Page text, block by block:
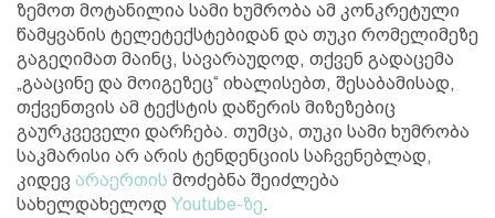
ზემოთ მოტანილია სამი ხუმრობა ამ კონკრეტული
წამყვანის ტელეტექსტებიდან და თუკი რომელიმეზე
გაგეღიმათ მაინც, სავარაუდოდ, თქვენ გადაცემა
„გააცინე და მოიგეზეც“ იხალისებთ, შესაბამისად,
თქვენთვის ამ ტექსტის დაწერის მიზეზებიც
გაურკვეველი დარჩება. თუმცა, თუკი სამი ხუმრობა
საკმარისი არ არის ტენდენციის საჩვენებლად,
კიდევ არაერთის მოძებნა შეიძლება
სახელდახელოდ Youtube-ზე.